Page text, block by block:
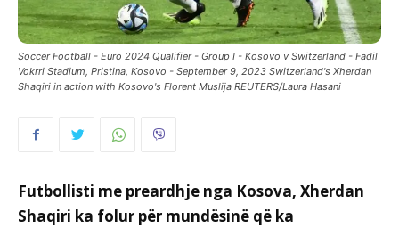
Soccer Football - Euro 2024 Qualifier - Group I - Kosovo v Switzerland - Fadil
Vokrri Stadium, Pristina, Kosovo - September 9, 2023 Switzerland's Xherdan
Shaqiri in action with Kosovo's Florent Muslija REUTERS/Laura Hasani
Futbollisti me preardhje nga Kosova, Xherdan
Shaqiri ka folur për mundësinë që ka